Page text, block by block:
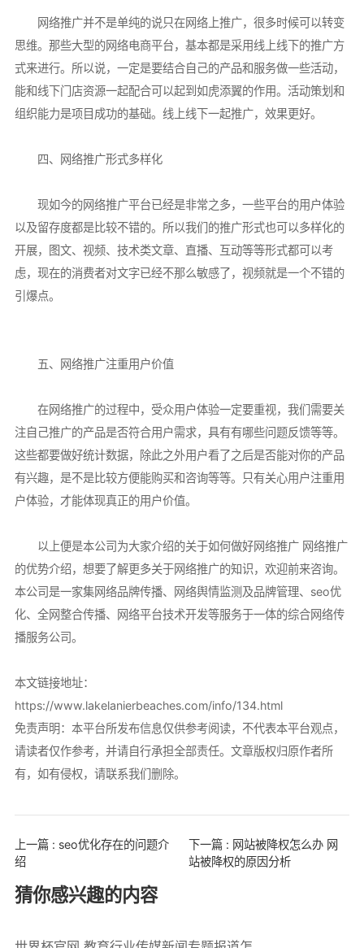
网络推广并不是单纯的说只在网络上推广，很多时候可以转变
思维。那些大型的网络电商平台，基本都是采用线上线下的推广方
式来进行。所以说，一定是要结合自己的产品和服务做一些活动，
能和线下门店资源一起配合可以起到如虎添翼的作用。活动策划和
组织能力是项目成功的基础。线上线下一起推广，效果更好。
四、网络推广形式多样化
现如今的网络推广平台已经是非常之多，一些平台的用户体验
以及留存度都是比较不错的。所以我们的推广形式也可以多样化的
开展，图文、视频、技术类文章、直播、互动等等形式都可以考
虑，现在的消费者对文字已经不那么敏感了，视频就是一个不错的
引爆点。
五、网络推广注重用户价值
在网络推广的过程中，受众用户体验一定要重视，我们需要关
注自己推广的产品是否符合用户需求，具有有哪些问题反馈等等。
这些都要做好统计数据，除此之外用户看了之后是否能对你的产品
有兴趣，是不是比较方便能购买和咨询等等。只有关心用户注重用
户体验，才能体现真正的用户价值。
以上便是本公司为大家介绍的关于如何做好网络推广 网络推广
的优势介绍，想要了解更多关于网络推广的知识，欢迎前来咨询。
本公司是一家集网络品牌传播、网络舆情监测及品牌管理、seo优
化、全网整合传播、网络平台技术开发等服务于一体的综合网络传
播服务公司。
本文链接地址：
https://www.lakelanierbeaches.com/info/134.html
免责声明：本平台所发布信息仅供参考阅读，不代表本平台观点，
请读者仅作参考，并请自行承担全部责任。文章版权归原作者所
有，如有侵权，请联系我们删除。
上一篇 : seo优化存在的问题介
绍
下一篇 : 网站被降权怎么办 网
站被降权的原因分析
猜你感兴趣的内容